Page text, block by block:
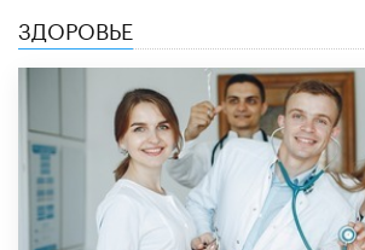
ЗДОРОВЬЕ